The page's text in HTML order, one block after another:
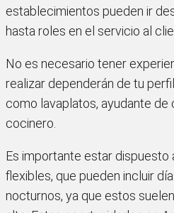
establecimientos pueden ir
hasta roles en el servicio al
No es necesario tener
realizar dependerán de tu
como lavaplatos, ayudante de
cocinero.
Es importante estar dispuesto
flexibles, que pueden incluir
nocturnos, ya que estos